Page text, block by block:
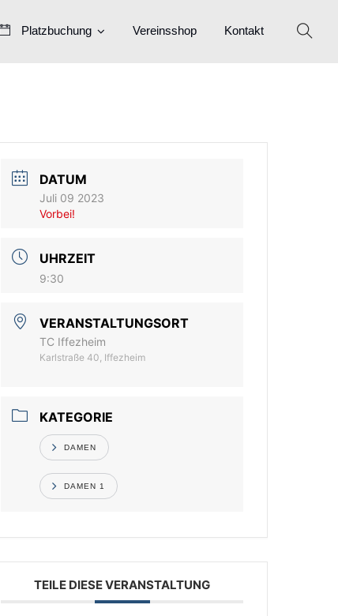
Platzbuchung Vereinsshop Kontakt
DATUM
Juli 09 2023
Vorbei!
UHRZEIT
9:30
VERANSTALTUNGSORT
TC Iffezheim
Karlstraße 40, Iffezheim
KATEGORIE
DAMEN
DAMEN 1
TEILE DIESE VERANSTALTUNG